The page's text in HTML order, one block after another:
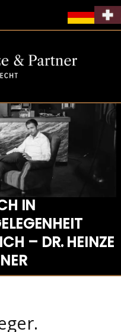
IN
– DR. HEINZE